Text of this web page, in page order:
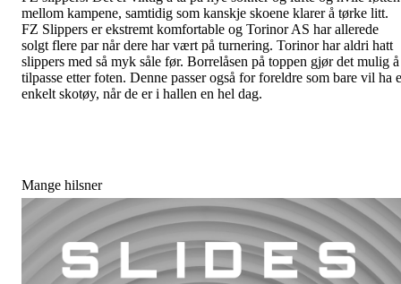
mellom kampene, samtidig som kanskje skoene klarer å tørke litt.
FZ Slippers er ekstremt komfortable og Torinor AS har allerede
solgt flere par når dere har vært på turnering. Torinor har aldri hatt
slippers med så myk såle før. Borrelåsen på toppen gjør det mulig å
tilpasse etter foten. Denne passer også for foreldre som bare vil ha
enkelt skotøy, når de er i hallen en hel dag.
Mange hilsner